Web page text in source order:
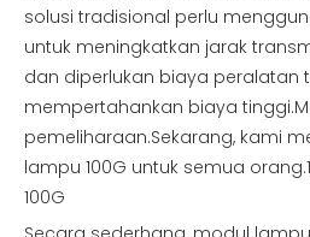
solusi tradisional perlu
untuk meningkatkan jarak
dan diperlukan biaya peralatan
mempertahankan biaya
pemeliharaan.Sekarang, kami
lampu 100G untuk semua
100G